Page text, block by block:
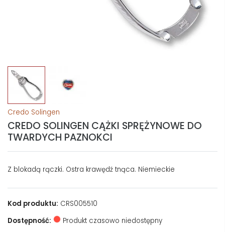
Credo Solingen
CREDO SOLINGEN CĄŻKI SPRĘŻYNOWE DO
TWARDYCH PAZNOKCI
Z blokadą rączki. Ostra krawędź tnąca. Niemieckie
Kod produktu: CRS005510
Dostępność:
Produkt czasowo niedostępny